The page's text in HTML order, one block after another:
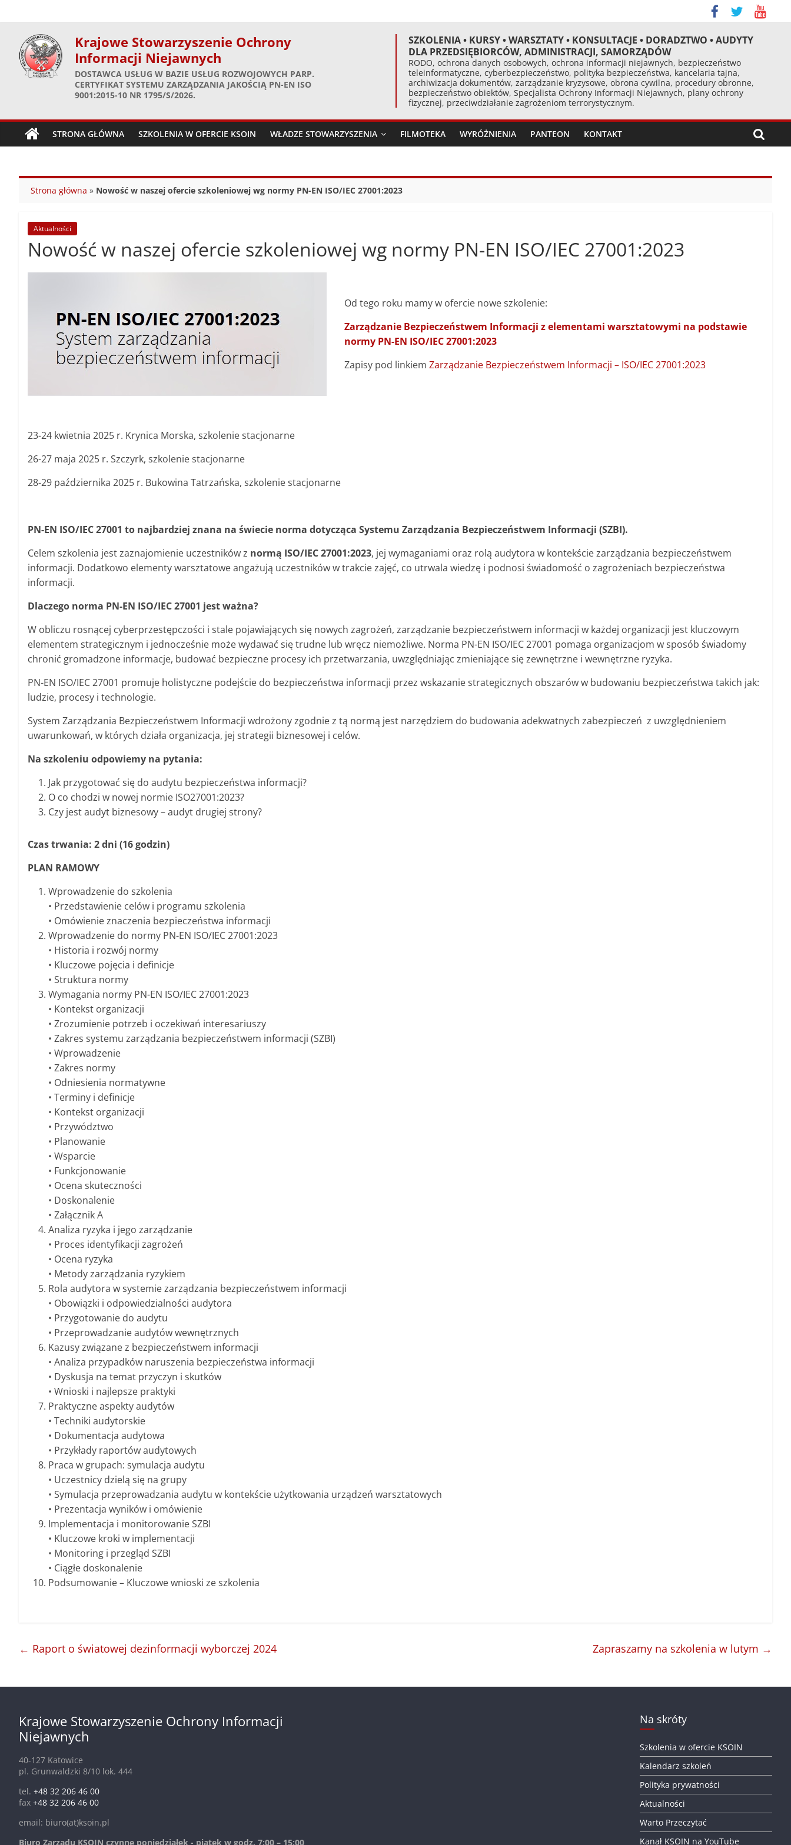
to
content
Krajowe Stowarzyszenie Ochrony
Informacji Niejawnych
DOSTAWCA USŁUG W BAZIE USŁUG ROZWOJOWYCH PARP.
CERTYFIKAT SYSTEMU ZARZĄDZANIA JAKOŚCIĄ PN-EN ISO
9001:2015-10 NR 1795/S/2026.
SZKOLENIA • KURSY • WARSZTATY • KONSULTACJE • DORADZTWO • AUDYTY
DLA PRZEDSIĘBIORCÓW, ADMINISTRACJI, SAMORZĄDÓW
RODO, ochrona danych osobowych, ochrona informacji niejawnych, bezpieczeństwo
teleinformatyczne, cyberbezpieczeństwo, polityka bezpieczeństwa, kancelaria tajna,
archiwizacja dokumentów, zarządzanie kryzysowe, obrona cywilna, procedury obronne,
bezpieczeństwo obiektów, Specjalista Ochrony Informacji Niejawnych, plany ochrony
fizycznej, przeciwdziałanie zagrożeniom terrorystycznym.
STRONA GŁÓWNA SZKOLENIA W OFERCIE KSOIN WŁADZE STOWARZYSZENIA FILMOTEKA WYRÓŻNIENIA PANTEON KONTAKT
Strona główna » Nowość w naszej ofercie szkoleniowej wg normy PN-EN ISO/IEC 27001:2023
Aktualności
Nowość w naszej ofercie szkoleniowej wg normy PN-EN ISO/IEC 27001:2023
Od tego roku mamy w ofercie nowe szkolenie:
Zarządzanie Bezpieczeństwem Informacji z elementami warsztatowymi na podstawie
normy PN-EN ISO/IEC 27001:2023
Zapisy pod linkiem Zarządzanie Bezpieczeństwem Informacji – ISO/IEC 27001:2023
23-24 kwietnia 2025 r. Krynica Morska, szkolenie stacjonarne
26-27 maja 2025 r. Szczyrk, szkolenie stacjonarne
28-29 października 2025 r. Bukowina Tatrzańska, szkolenie stacjonarne
PN-EN ISO/IEC 27001 to najbardziej znana na świecie norma dotycząca Systemu Zarządzania Bezpieczeństwem Informacji (SZBI).
Celem szkolenia jest zaznajomienie uczestników z normą ISO/IEC 27001:2023, jej wymaganiami oraz rolą audytora w kontekście zarządzania bezpieczeństwem
informacji. Dodatkowo elementy warsztatowe angażują uczestników w trakcie zajęć, co utrwala wiedzę i podnosi świadomość o zagrożeniach bezpieczeństwa
informacji.
Dlaczego norma PN-EN ISO/IEC 27001 jest ważna?
W obliczu rosnącej cyberprzestępczości i stale pojawiających się nowych zagrożeń, zarządzanie bezpieczeństwem informacji w każdej organizacji jest kluczowym
elementem strategicznym i jednocześnie może wydawać się trudne lub wręcz niemożliwe. Norma PN-EN ISO/IEC 27001 pomaga organizacjom w sposób świadomy
chronić gromadzone informacje, budować bezpieczne procesy ich przetwarzania, uwzględniając zmieniające się zewnętrzne i wewnętrzne ryzyka.
PN-EN ISO/IEC 27001 promuje holistyczne podejście do bezpieczeństwa informacji przez wskazanie strategicznych obszarów w budowaniu bezpieczeństwa takich jak:
ludzie, procesy i technologie.
System Zarządzania Bezpieczeństwem Informacji wdrożony zgodnie z tą normą jest narzędziem do budowania adekwatnych zabezpieczeń z uwzględnieniem
uwarunkowań, w których działa organizacja, jej strategii biznesowej i celów.
Na szkoleniu odpowiemy na pytania:
Jak przygotować się do audytu bezpieczeństwa informacji?
O co chodzi w nowej normie ISO27001:2023?
Czy jest audyt biznesowy – audyt drugiej strony?
Czas trwania: 2 dni (16 godzin)
PLAN RAMOWY
Wprowadzenie do szkolenia
• Przedstawienie celów i programu szkolenia
• Omówienie znaczenia bezpieczeństwa informacji
Wprowadzenie do normy PN-EN ISO/IEC 27001:2023
• Historia i rozwój normy
• Kluczowe pojęcia i definicje
• Struktura normy
Wymagania normy PN-EN ISO/IEC 27001:2023
• Kontekst organizacji
• Zrozumienie potrzeb i oczekiwań interesariuszy
• Zakres systemu zarządzania bezpieczeństwem informacji (SZBI)
• Wprowadzenie
• Zakres normy
• Odniesienia normatywne
• Terminy i definicje
• Kontekst organizacji
• Przywództwo
• Planowanie
• Wsparcie
• Funkcjonowanie
• Ocena skuteczności
• Doskonalenie
• Załącznik A
Analiza ryzyka i jego zarządzanie
• Proces identyfikacji zagrożeń
• Ocena ryzyka
• Metody zarządzania ryzykiem
Rola audytora w systemie zarządzania bezpieczeństwem informacji
• Obowiązki i odpowiedzialności audytora
• Przygotowanie do audytu
• Przeprowadzanie audytów wewnętrznych
Kazusy związane z bezpieczeństwem informacji
• Analiza przypadków naruszenia bezpieczeństwa informacji
• Dyskusja na temat przyczyn i skutków
• Wnioski i najlepsze praktyki
Praktyczne aspekty audytów
• Techniki audytorskie
• Dokumentacja audytowa
• Przykłady raportów audytowych
Praca w grupach: symulacja audytu
• Uczestnicy dzielą się na grupy
• Symulacja przeprowadzania audytu w kontekście użytkowania urządzeń warsztatowych
• Prezentacja wyników i omówienie
Implementacja i monitorowanie SZBI
• Kluczowe kroki w implementacji
• Monitoring i przegląd SZBI
• Ciągłe doskonalenie
Podsumowanie – Kluczowe wnioski ze szkolenia
← Raport o światowej dezinformacji wyborczej 2024 Zapraszamy na szkolenia w lutym →
Krajowe Stowarzyszenie Ochrony Informacji
Niejawnych
40-127 Katowice
pl. Grunwaldzki 8/10 lok. 444
tel. +48 32 206 46 00
fax +48 32 206 46 00
email: biuro(at)ksoin.pl
Biuro Zarządu KSOIN czynne poniedziałek - piątek w godz. 7:00 – 15:00
Na skróty
Szkolenia w ofercie KSOIN
Kalendarz szkoleń
Polityka prywatności
Aktualności
Warto Przeczytać
Kanał KSOIN na YouTube